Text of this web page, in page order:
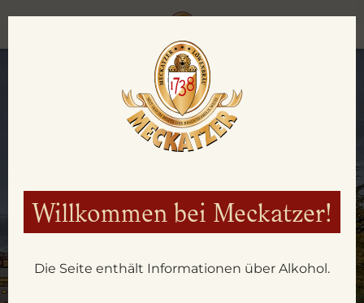
Willkommen bei Meckatzer!
Die Seite enthält Informationen über Alkohol.